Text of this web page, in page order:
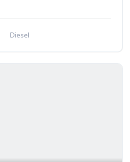
Diesel